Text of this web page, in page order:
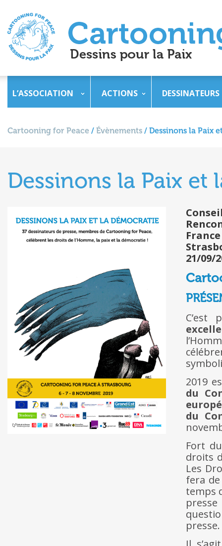
L’ASSOCIATION ACTIONS DESSINATEURS
Cartooning for Peace / Évènements / Dessinons la Paix
Dessinons la Paix et
France
21/09/
C’est
2019
du
du
Fort
droits
Les
fera
temps
presse.